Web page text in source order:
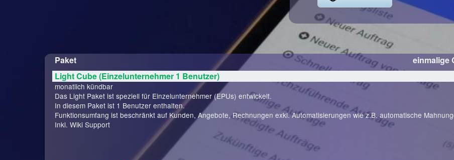
Paket einmalige
Light Cube (Einzelunternehmer 1 Benutzer)
monatlich kündbar
Das Light Paket ist speziell für Einzelunternehmer (EPUs) entwickelt.
In diesem Paket ist 1 Benutzer enthalten.
Funktionsumfang ist beschränkt auf Kunden, Angebote, Rechnungen exkl. Automatisierungen wie z.B. automatische
Inkl. Wiki Support